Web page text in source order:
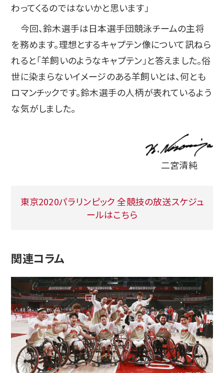
わってくるのではないかと思います」
今回、鈴木選手は日本選手団競泳チームの主将
を務めます。理想とするキャプテン像について訊ねら
れると「羊飼いのようなキャプテン」と答えました。俗
世に染まらないイメージのある羊飼いとは、何とも
ロマンチックです。鈴木選手の人柄が表れているよう
な気がしました。
二宮清純
東京2020パラリンピック 全競技の放送スケジュ
ールはこちら
関連コラム